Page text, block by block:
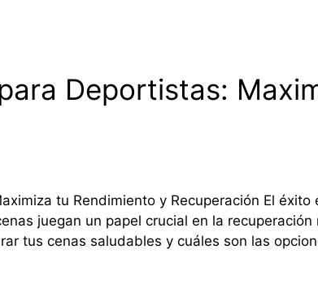
Deportistas:
tu Rendimiento y Recuperación El
juegan un papel crucial en la
tus cenas saludables y cuáles son las